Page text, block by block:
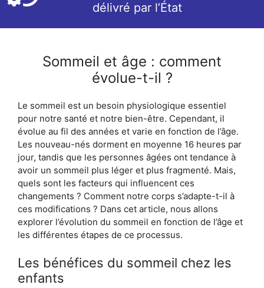
délivré par l’État
Sommeil et âge : comment
évolue-t-il ?
Le sommeil est un besoin physiologique essentiel
pour notre santé et notre bien-être. Cependant, il
évolue au fil des années et varie en fonction de l’âge.
Les nouveau-nés dorment en moyenne 16 heures par
jour, tandis que les personnes âgées ont tendance à
avoir un sommeil plus léger et plus fragmenté. Mais,
quels sont les facteurs qui influencent ces
changements ? Comment notre corps s’adapte-t-il à
ces modifications ? Dans cet article, nous allons
explorer l’évolution du sommeil en fonction de l’âge et
les différentes étapes de ce processus.
Les bénéfices du sommeil chez les
enfants